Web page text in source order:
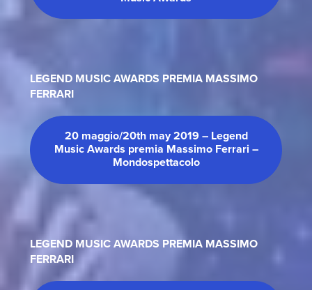
LEGEND MUSIC AWARDS PREMIA MASSIMO
FERRARI
20 maggio/20th may 2019 – Legend
Music Awards premia Massimo Ferrari –
Mondospettacolo
LEGEND MUSIC AWARDS PREMIA MASSIMO
FERRARI